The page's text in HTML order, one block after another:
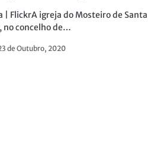
| FlickrA igreja do Mosteiro de Santa
no concelho de…
de Outubro, 2020